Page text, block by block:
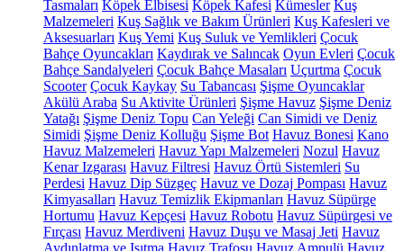
Tasmaları Köpek Elbisesi Köpek Kafesi Kümesler Kuş
Malzemeleri Kuş Sağlık ve Bakım Ürünleri Kuş Kafesleri ve
Aksesuarları Kuş Yemi Kuş Suluk ve Yemlikleri Çocuk
Bahçe Oyuncakları Kaydırak ve Salıncak Oyun Evleri Çocuk
Bahçe Sandalyeleri Çocuk Bahçe Masaları Uçurtma Çocuk
Scooter Çocuk Kaykay Su Tabancası Şişme Oyuncaklar
Akülü Araba Su Aktivite Ürünleri Şişme Havuz Şişme Deniz
Yatağı Şişme Deniz Topu Can Yeleği Can Simidi ve Deniz
Simidi Şişme Deniz Kolluğu Şişme Bot Havuz Bonesi Kano
Havuz Malzemeleri Havuz Yapı Malzemeleri Nozul Havuz
Kenar Izgarası Havuz Filtresi Havuz Örtü Sistemleri Su
Perdesi Havuz Dip Süzgeç Havuz ve Dozaj Pompası Havuz
Kimyasalları Havuz Temizlik Ekipmanları Havuz Süpürge
Hortumu Havuz Kepçesi Havuz Robotu Havuz Süpürgesi ve
Fırçası Havuz Merdiveni Havuz Duşu ve Masaj Jeti Havuz
Aydınlatma ve Isıtma Havuz Trafosu Havuz Ampulü Havuz